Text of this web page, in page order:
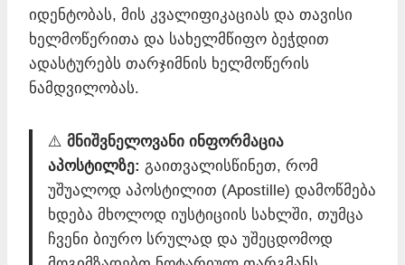
იდენტობას, მის კვალიფიკაციას და თავისი
ხელმოწერითა და სახელმწიფო ბეჭდით
ადასტურებს თარჯიმნის ხელმოწერის
ნამდვილობას.
⚠️ მნიშვნელოვანი ინფორმაცია
აპოსტილზე: გაითვალისწინეთ, რომ
უშუალოდ აპოსტილით (Apostille) დამოწმება
ხდება მხოლოდ იუსტიციის სახლში, თუმცა
ჩვენი ბიურო სრულად და უშეცდომოდ